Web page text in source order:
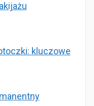
kluczowe